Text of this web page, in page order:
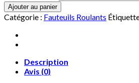
Ajouter au panier
Catégorie : Fauteuils Roulants
Description
Avis (0)